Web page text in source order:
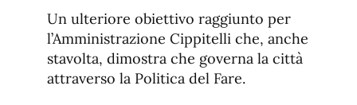
Un ulteriore obiettivo raggiunto per
l’Amministrazione Cippitelli che, anche
stavolta, dimostra che governa la città
attraverso la Politica del Fare.